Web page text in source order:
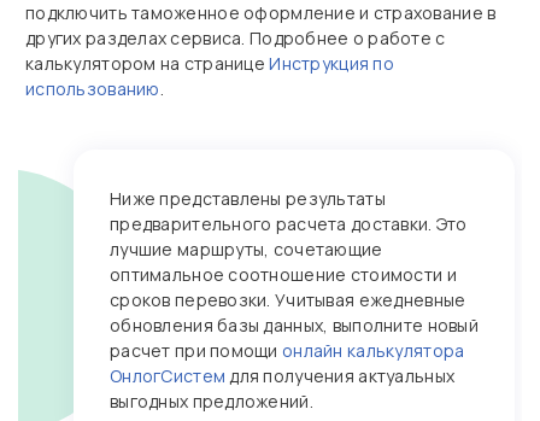
подключить таможенное оформление и страхование в
других разделах сервиса. Подробнее о работе с
калькулятором на страницеИнструкция по
использованию.
Ниже представлены результаты
предварительного расчета доставки. Это
лучшие маршруты, сочетающие
оптимальное соотношение стоимости и
сроков перевозки. Учитывая ежедневные
обновления базы данных, выполните новый
расчет при помощи онлайн калькулятора
ОнлогСистем для получения актуальных
выгодных предложений.